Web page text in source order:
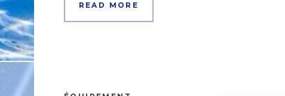
READ MORE